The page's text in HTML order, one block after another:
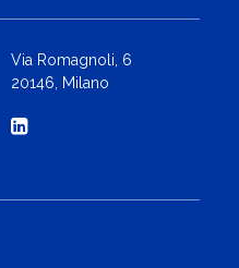
Via Romagnoli, 6
20146, Milano